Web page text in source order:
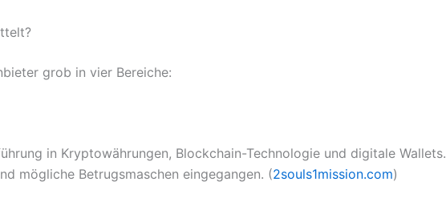
grob in vier Bereiche:
in Kryptowährungen, Blockchain-Technologie und digitale Wallets.
mögliche Betrugsmaschen eingegangen. (2souls1mission.com)